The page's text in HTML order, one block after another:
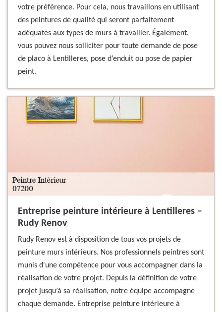
votre préférence. Pour cela, nous travaillons en utilisant
des peintures de qualité qui seront parfaitement
adéquates aux types de murs à travailler. Également,
vous pouvez nous solliciter pour toute demande de pose
de placo à Lentilleres, pose d’enduit ou pose de papier
peint.
Entreprise peinture intérieure à Lentilleres –
Rudy Renov
Rudy Renov est à disposition de tous vos projets de
peinture murs intérieurs. Nos professionnels peintres sont
munis d'une compétence pour vous accompagner dans la
réalisation de votre projet. Depuis la définition de votre
projet jusqu’à sa réalisation, notre équipe accompagne
chaque demande. Entreprise peinture intérieure à